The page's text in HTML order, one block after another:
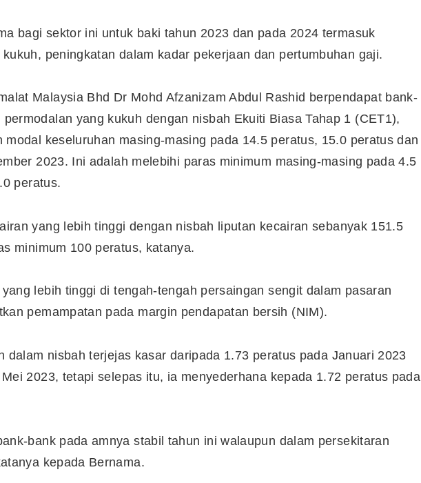
bagi sektor ini untuk baki tahun 2023 dan pada 2024 termasuk
peningkatan dalam kadar pekerjaan dan pertumbuhan gaji.
Malaysia Bhd Dr Mohd Afzanizam Abdul Rashid berpendapat bank-
yang kukuh dengan nisbah Ekuiti Biasa Tahap 1 (CET1),
modal keseluruhan masing-masing pada 14.5 peratus, 15.0 peratus dan
2023. Ini adalah melebihi paras minimum masing-masing pada 4.5
peratus.
yang lebih tinggi dengan nisbah liputan kecairan sebanyak 151.5
minimum 100 peratus, katanya.
lebih tinggi di tengah-tengah persaingan sengit dalam pasaran
pemampatan pada margin pendapatan bersih (NIM).
dalam nisbah terjejas kasar daripada 1.73 peratus pada Januari 2023
2023, tetapi selepas itu, ia menyederhana kepada 1.72 peratus pada
bank pada amnya stabil tahun ini walaupun dalam persekitaran
kepada Bernama.
Beginner
Pelaburan
Cara Buka Akaun Saham